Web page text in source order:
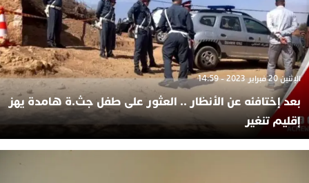
الإثنين 20 فبراير 2023 - 14:59
بعد إختافئه عن الأنظار .. العثور على طفل جث.ة هامدة يهز
إقليم تنغير